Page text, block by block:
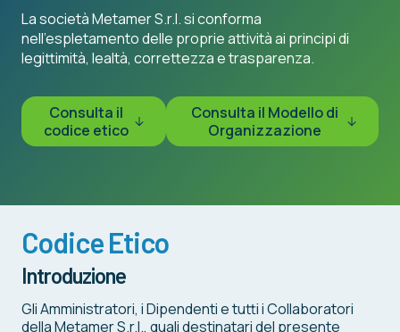
La società Metamer S.r.l. si conforma
nell’espletamento delle proprie attività ai principi di
legittimità, lealtà, correttezza e trasparenza.
Consulta il
codice etico
Consulta il Modello di
Organizzazione
Codice Etico
Introduzione
Gli Amministratori, i Dipendenti e tutti i Collaboratori
della Metamer S.r.l., quali destinatari del presente